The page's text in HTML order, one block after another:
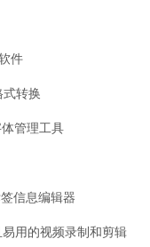
件
转换
管理工具
信息编辑器
用的视频录制和剪辑